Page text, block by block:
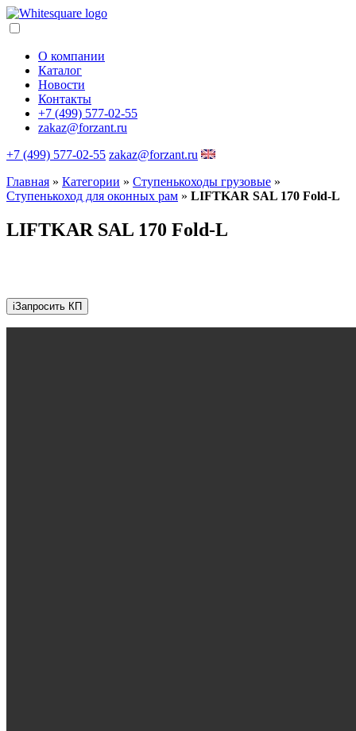
О компании
Каталог
Новости
Контакты
+7 (499) 577-02-55
zakaz@forzant.ru
+7 (499) 577-02-55 zakaz@forzant.ru
Главная » Категории » Ступенькоходы грузовые »
Ступенькоход для оконных рам » LIFTKAR SAL 170 Fold-L
LIFTKAR SAL 170 Fold-L
iЗапросить КП